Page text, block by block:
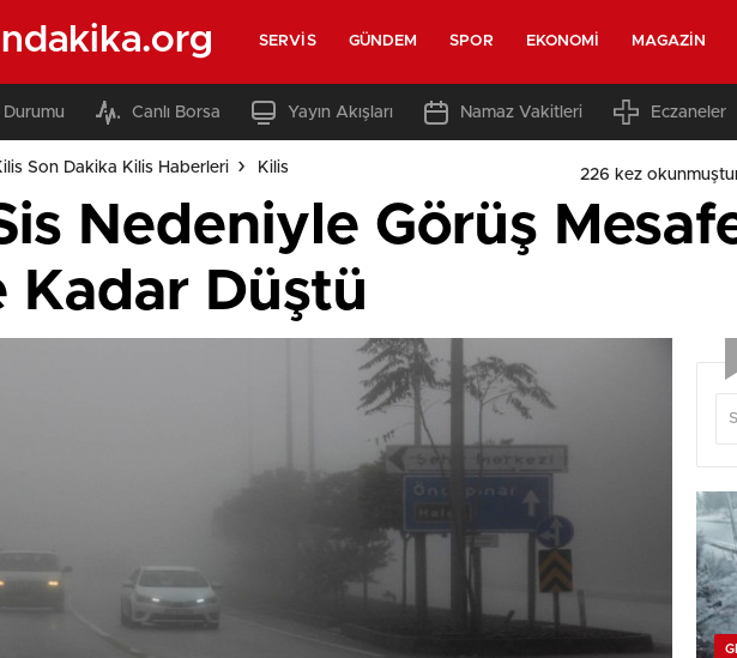
SERVIS GÜNDEM SPOR EKONOMI MAGAZIN
Durumu Canlı Borsa Yayın Akışları Namaz Vakitleri Eczaneler
Son Dakika Kilis Haberleri Kilis 226 kez
Nedeniyle Görüş
Kadar Düştü